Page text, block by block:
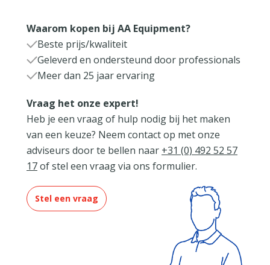
Waarom kopen bij AA Equipment?
Beste prijs/kwaliteit
Geleverd en ondersteund door professionals
Meer dan 25 jaar ervaring
Vraag het onze expert!
Heb je een vraag of hulp nodig bij het maken
van een keuze? Neem contact op met onze
adviseurs door te bellen naar +31 (0) 492 52 57
17of stel een vraag via ons formulier.
Stel een vraag